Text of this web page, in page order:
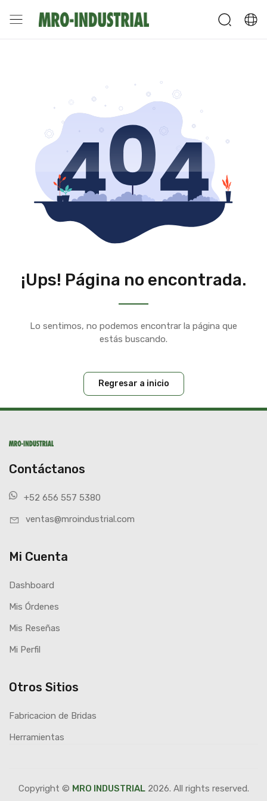
¡Ups! Página no encontrada.
Lo sentimos, no podemos encontrar la página que
estás buscando.
Regresar a inicio
Contáctanos
+52 656 557 5380
ventas@mroindustrial.com
Mi Cuenta
Dashboard
Mis Órdenes
Mis Reseñas
Mi Perfil
Otros Sitios
Fabricacion de Bridas
Herramientas
Copyright © MRO INDUSTRIAL2026. All rights reserved.